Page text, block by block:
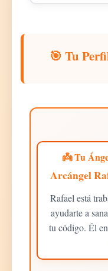
🎯 Tu
👼 Tu
Arcángel
Rafael está
ayudarte a
tu código. Él